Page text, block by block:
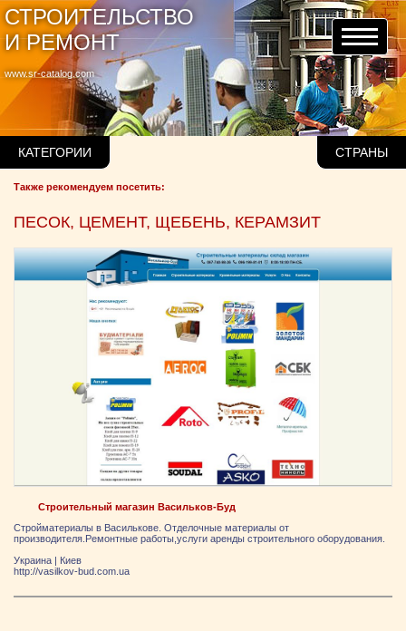
www.sr-catalog.com
СТРОИТЕЛЬСТВО
И РЕМОНТ
КАТЕГОРИИ СТРАНЫ
Также рекомендуем посетить:
ПЕСОК, ЦЕМЕНТ, ЩЕБЕНЬ, КЕРАМЗИТ
Строительный магазин Васильков-Буд
Стройматериалы в Василькове. Отделочные материалы от
производителя.Ремонтные работы,услуги аренды строительного оборудования.
Украина
Киев
http://vasilkov-bud.com.ua